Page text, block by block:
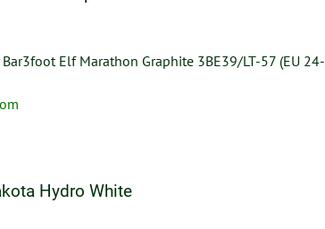
Elf Marathon Graphite 3BE39/LT-57 (EU 24-
Hydro White